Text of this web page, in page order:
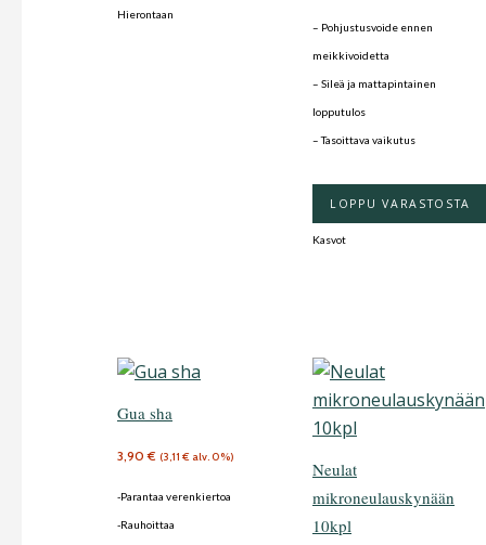
Hierontaan
– Pohjustusvoide ennen
meikkivoidetta
– Sileä ja mattapintainen
lopputulos
– Tasoittava vaikutus
LOPPU VARASTOSTA
Kasvot
Gua sha
3,90€ (3,11 € alv. 0%)
-Parantaa verenkiertoa
-Rauhoittaa
Neulat
mikroneulauskynään
10kpl